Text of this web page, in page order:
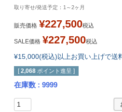
1～2ヶ月
販売価格 ¥227,500税込
SALE価格 ¥227,500税込
¥15,000(税込)以上お買い上げで送
[ 2,068 ポイント進呈 ]
在庫数 9999